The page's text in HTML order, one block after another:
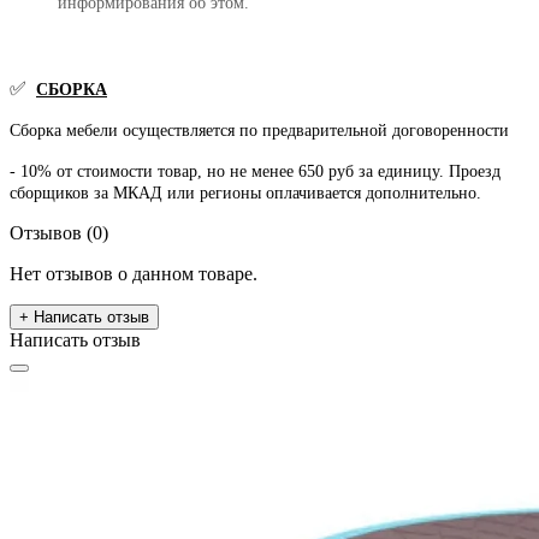
✅ СБОРКА
Сборка мебели осуществляется по предварительной договоренности
- 10% от стоимости товар, но не менее 650 руб за единицу. Проезд
сборщиков за МКАД или регионы оплачивается дополнительно.
Отзывов (0)
Нет отзывов о данном товаре.
+ Написать отзыв
Написать отзыв